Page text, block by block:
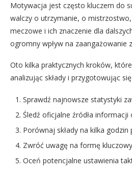
Motywacja jest często kluczem do
walczy o utrzymanie, o
meczowe i ich znaczenie dla
ogromny wpływ na zaangażowanie
Oto kilka praktycznych kroków,
analizując składy i przygotowując
Sprawdź najnowsze statystyki
Śledź oficjalne źródła informacji
Porównaj składy na kilka godzin
Zwróć uwagę na formę
Oceń potencjalne ustawienia